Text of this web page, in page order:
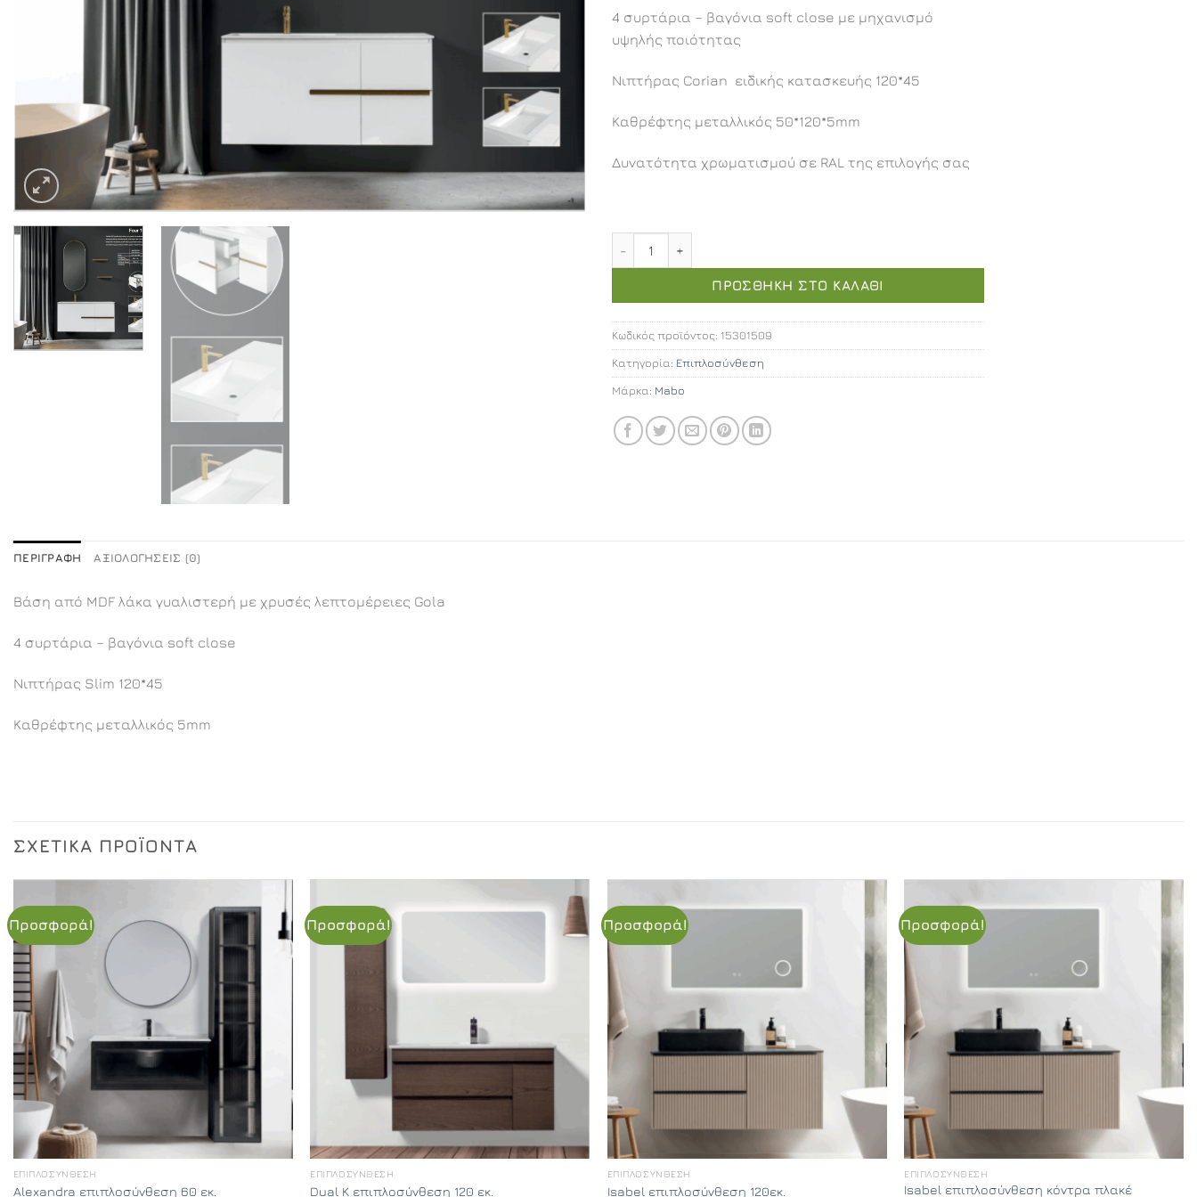
4 συρτάρια – βαγόνια soft close με μηχανισμό
υψηλής ποιότητας
Νιπτήρας Corian ειδικής κατασκευής 120*45
Καθρέφτης μεταλλικός 50*120*5mm
Δυνατότητα χρωματισμού σε RAL της επιλογής σας
ΠΡΟΣΘΉΚΗ ΣΤΟ ΚΑΛΆΘΙ
Κωδικός προϊόντος: 15301509
Κατηγορία: Επιπλοσύνθεση
Μάρκα: Mabo
ΠΕΡΙΓΡΑΦΉ ΑΞΙΟΛΟΓΉΣΕΙΣ (0)
Βάση από MDF λάκα γυαλιστερή με χρυσές λεπτομέρειες Gola
4 συρτάρια – βαγόνια soft close
Νιπτήρας Slim 120*45
Καθρέφτης μεταλλικός 5mm
ΣΧΕΤΙΚΆ ΠΡΟΪΌΝΤΑ
Προσφορά!
ΕΠΙΠΛΟΣΎΝΘΕΣΗ
Alexandra επιπλοσύνθεση 60 εκ.
Προσφορά!
ΕΠΙΠΛΟΣΎΝΘΕΣΗ
Dual K επιπλοσύνθεση 120 εκ.
Προσφορά!
ΕΠΙΠΛΟΣΎΝΘΕΣΗ
Isabel επιπλοσύνθεση 120εκ.
Προσφορά!
ΕΠΙΠΛΟΣΎΝΘΕΣΗ
Isabel επιπλοσύνθεση κόντρα πλακέ